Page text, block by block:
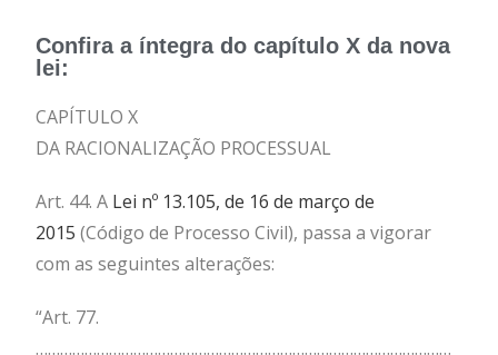
Confira a íntegra do capítulo X da nova
lei:
CAPÍTULO X
DA RACIONALIZAÇÃO PROCESSUAL
Art. 44. A Lei nº 13.105, de 16 de março de
2015 (Código de Processo Civil), passa a vigorar
com as seguintes alterações:
“Art. 77.
…………………………………………………………………………………………